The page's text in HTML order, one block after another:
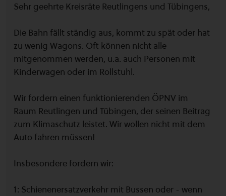
Sehr geehrte Kreisräte Reutlingens und Tübingens,
Die Bahn fällt ständig aus, kommt zu spät oder hat
zu wenig Wagons. Oft können nicht alle
mitgenommen werden, u.a. auch Personen mit
Kinderwagen oder im Rollstuhl.
Wir fordern einen funktionierenden ÖPNV im
Raum Reutlingen und Tübingen, der seinen Beitrag
zum Klimaschutz leistet. Wir wollen nicht mit dem
Auto fahren müssen!
Insbesondere fordern wir:
1: Schienenersatzverkehr mit Bussen oder - wenn